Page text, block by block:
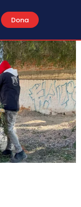
Dona